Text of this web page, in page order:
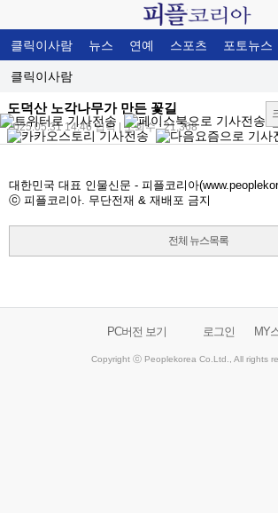
클릭이사람 뉴스 연예 스포츠 포토뉴스
클릭이사람
도덕산 노각나무가 만든 꽃길
2025.05.31 14:46입력 | 조회수 : 21,368
대한민국 대표 인물신문 - 피플코리아
ⓒ 피플코리아. 무단전재 & 재배포 금지
전체 뉴스목록
PC버전 보기 로그인 MY
Copyright ⓒ Peoplekorea Co.Ltd., All rights